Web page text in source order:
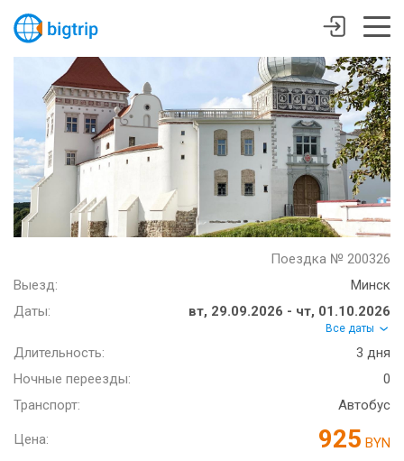
Поездка № 200326
Выезд:
Минск
Даты:
вт, 29.09.2026 - чт, 01.10.2026
Все даты
Длительность:
3 дня
Ночные переезды:
0
Транспорт:
Автобус
Цена: 925 BYN